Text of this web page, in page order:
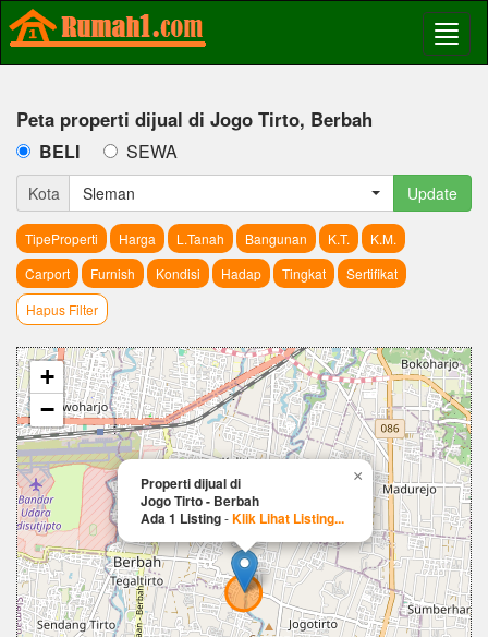
Peta properti dijual di Jogo Tirto, Berbah
BELI SEWA
Kota Sleman Update
TipeProperti Harga L.Tanah Bangunan K.T.
K.M.
Carport
Furnish Kondisi Hadap Tingkat
Sertifikat
Hapus Filter
Properti dijual di
Jogo Tirto - Berbah
Ada 1 Listing-Klik Lihat Listing...
×
+
−